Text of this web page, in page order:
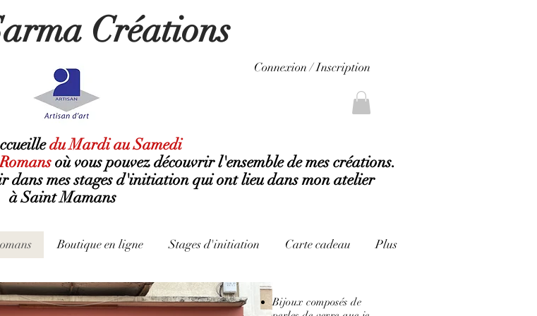
Créations
Connexion / Inscription
du Mardi au Samedi
oùvous pouvez découvrir l'ensemble de mes créations.
dans mes stages d'initiation qui ont lieu dans mon atelier
à Saint Mamans
Boutique en ligne Stages d'initiation Carte cadeau Plus
Bijoux composés de